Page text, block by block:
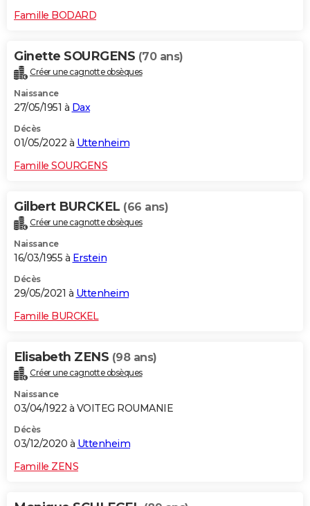
Famille BODARD
Ginette SOURGENS (70 ans)
Créer une cagnotte obsèques
Naissance
27/05/1951 à Dax
Décès
01/05/2022 à Uttenheim
Famille SOURGENS
Gilbert BURCKEL (66 ans)
Créer une cagnotte obsèques
Naissance
16/03/1955 à Erstein
Décès
29/05/2021 à Uttenheim
Famille BURCKEL
Elisabeth ZENS (98 ans)
Créer une cagnotte obsèques
Naissance
03/04/1922 à VOITEG ROUMANIE
Décès
03/12/2020 à Uttenheim
Famille ZENS